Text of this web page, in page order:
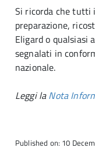
Si ricorda che tutti
preparazione,
Eligard o qualsiasi
segnalati in
nazionale.
Leggi laNota
Published on: 10